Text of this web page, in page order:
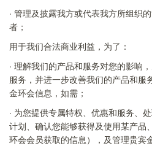
· 管理及披露我方或代表我方所组织
者；
用于我们合法商业利益，为了：
· 理解我们的产品和服务对您的影响
服务，并进一步改善我们的产品和服
金环会信息，如需；
· 为您提供专属特权、优惠和服务、
计划、确认您能够获得及使用某产品
环会会员获取的信息），及管理贵宾